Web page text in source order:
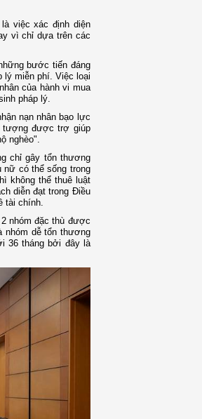
việc xác định diện
vì chỉ dựa trên các
bước tiến đáng
lý miễn phí. Việc loại
của hành vi mua
pháp lý.
nạn nhân bạo lực
tượng được trợ giúp
nghèo".
chỉ gây tổn thương
nữ có thể sống trong
không thể thuê luật
diễn đạt trong Điều
tài chính.
nhóm đặc thù được
nhóm dễ tổn thương
36 tháng bởi đây là